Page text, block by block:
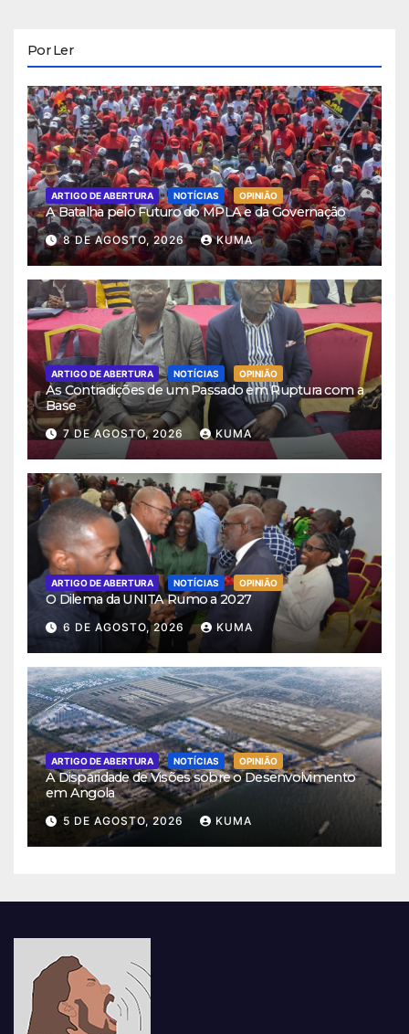
Por Ler
ARTIGO DE ABERTURA NOTÍCIAS OPINIÃO
A Batalha pelo Futuro do MPLA e da Governação
8 DE AGOSTO, 2026 KUMA
ARTIGO DE ABERTURA NOTÍCIAS OPINIÃO
As Contradições de um Passado em Ruptura com a
Base
7 DE AGOSTO, 2026 KUMA
ARTIGO DE ABERTURA NOTÍCIAS OPINIÃO
O Dilema da UNITA Rumo a 2027
6 DE AGOSTO, 2026 KUMA
ARTIGO DE ABERTURA NOTÍCIAS OPINIÃO
A Disparidade de Visões sobre o Desenvolvimento
em Angola
5 DE AGOSTO, 2026 KUMA